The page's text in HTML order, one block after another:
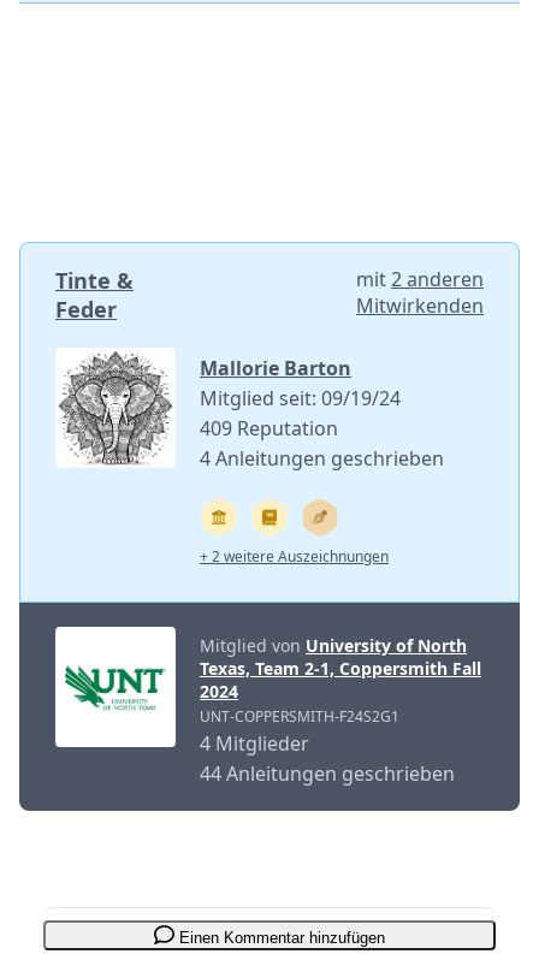
Tinte &
Feder
mit2 anderen
Mitwirkenden
Mallorie Barton
Mitglied seit: 09/19/24
409 Reputation
4 Anleitungen geschrieben
+ 2 weitere Auszeichnungen
Mitglied von University of North
Texas, Team 2-1, Coppersmith Fall
2024
UNT-COPPERSMITH-F24S2G1
4 Mitglieder
44 Anleitungen geschrieben
Einen Kommentar hinzufügen